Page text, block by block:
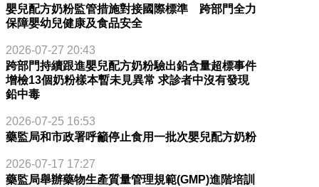
嬰兒配方奶粉監管措施對接國際標準 跨部門全力
保障嬰幼兒健康及食品安全
2026-07-27 20:43
跨部門持續跟進嬰兒配方奶粉驗出鉛含量超標事件
增檢13個奶粉樣本暫未見異常 求診者中沒有發現
鉛中毒
2026-07-25 16:53
藥監局和市政署呼籲停止食用一批次嬰兒配方奶粉
2026-07-17 17:27
藥監局舉辦藥物生產質量管理規範(GMP)進階培訓